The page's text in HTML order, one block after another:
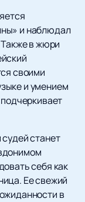
и наблюдал
Также в жюри
своими
и умением
станет
себя как
Ее свежий
в